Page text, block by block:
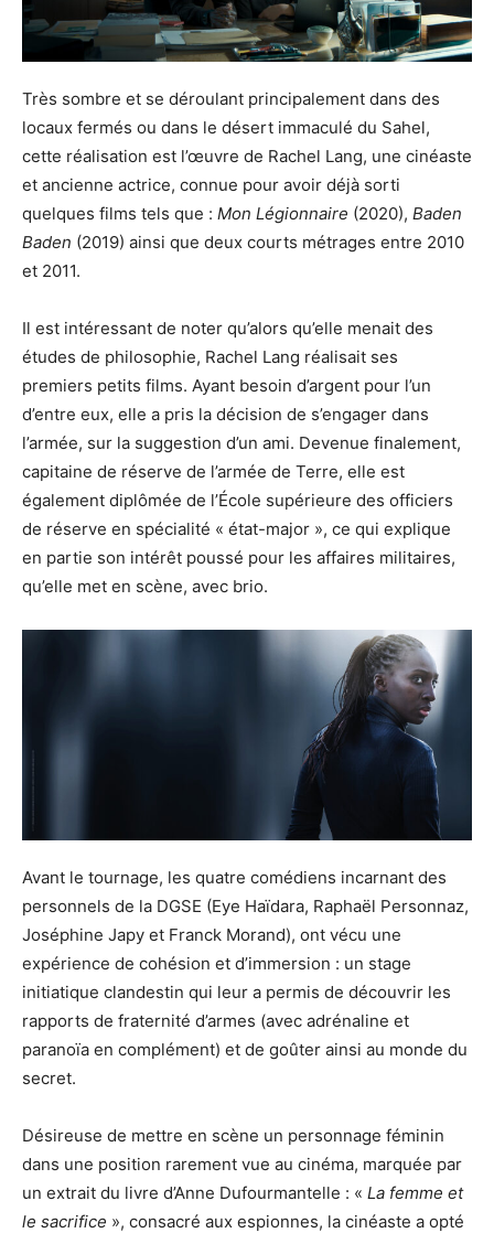
Très sombre et se déroulant principalement dans des
locaux fermés ou dans le désert immaculé du Sahel,
cette réalisation est l’œuvre de Rachel Lang, une cinéaste
et ancienne actrice, connue pour avoir déjà sorti
quelques films tels que : Mon Légionnaire (2020), Baden
Baden (2019) ainsi que deux courts métrages entre 2010
et 2011.
Il est intéressant de noter qu’alors qu’elle menait des
études de philosophie, Rachel Lang réalisait ses
premiers petits films. Ayant besoin d’argent pour l’un
d’entre eux, elle a pris la décision de s’engager dans
l’armée, sur la suggestion d’un ami. Devenue finalement,
capitaine de réserve de l’armée de Terre, elle est
également diplômée de l’École supérieure des officiers
de réserve en spécialité « état-major », ce qui explique
en partie son intérêt poussé pour les affaires militaires,
qu’elle met en scène, avec brio.
Avant le tournage, les quatre comédiens incarnant des
personnels de la DGSE (Eye Haïdara, Raphaël Personnaz,
Joséphine Japy et Franck Morand), ont vécu une
expérience de cohésion et d’immersion : un stage
initiatique clandestin qui leur a permis de découvrir les
rapports de fraternité d’armes (avec adrénaline et
paranoïa en complément) et de goûter ainsi au monde du
secret.
Désireuse de mettre en scène un personnage féminin
dans une position rarement vue au cinéma, marquée par
un extrait du livre d’Anne Dufourmantelle : « La femme et
le sacrifice », consacré aux espionnes, la cinéaste a opté